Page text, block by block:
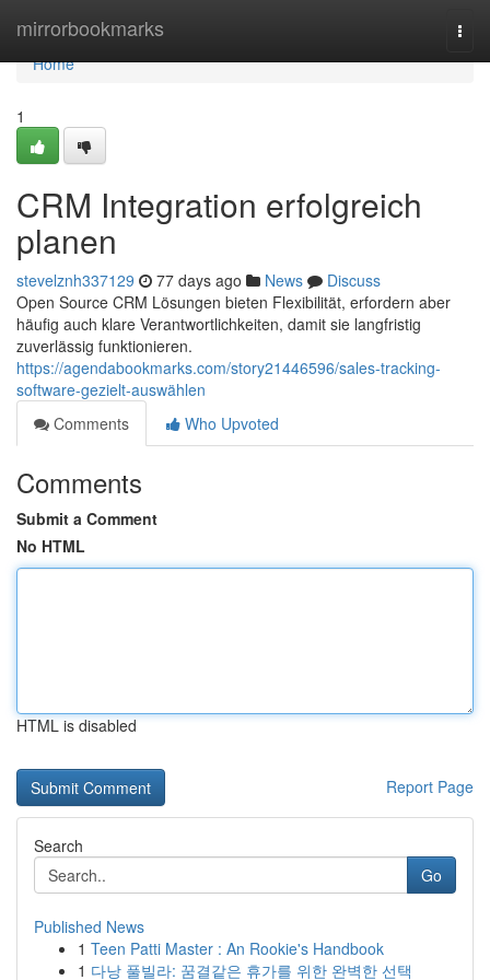
mirrorbookmarks
Home
Home
1
CRM Integration erfolgreich
planen
stevelznh337129 77 days ago News
Discuss
Open Source CRM Lösungen bieten Flexibilität, erfordern aber
häufig auch klare Verantwortlichkeiten, damit sie langfristig
zuverlässig funktionieren.
https://agendabookmarks.com/story21446596/sales-tracking-
software-gezielt-auswählen
Comments
Who Upvoted
Comments
Submit a Comment
No HTML
HTML is disabled
Report Page
Search
Go
Published News
1 Teen Patti Master : An Rookie's Handbook
1 다낭 풀빌라: 꿈결같은 휴가를 위한 완벽한 선택